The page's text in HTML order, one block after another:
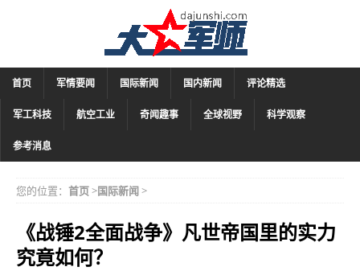
首页 军情要闻 国际新闻 国内新闻 评论精选
军工科技 航空工业 奇闻趣事 全球视野 科学观察
参考消息
您的位置： 首页>国际新闻>
《战锤2全面战争》凡世帝国里的实力
究竟如何？